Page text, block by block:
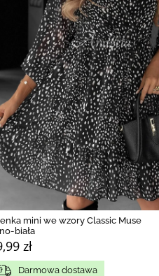
mini we wzory Classic Muse
biała
zł
Darmowa dostawa